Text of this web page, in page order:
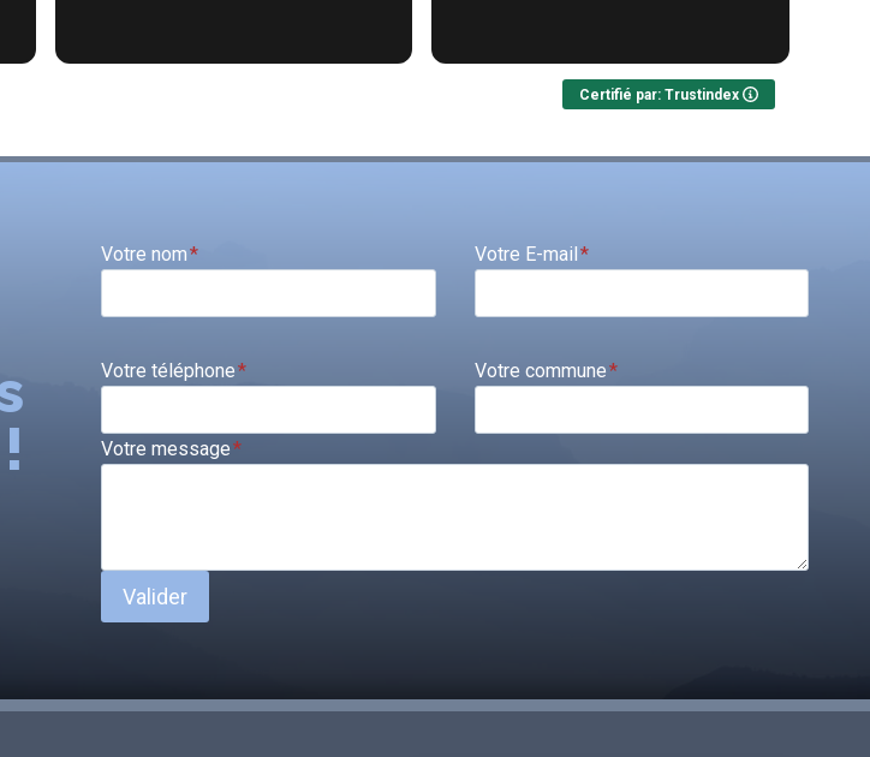
Certifié par: Trustindex
Votre nom* Votre E-mail*
Votre téléphone* Votre commune*
Votre message*
Valider